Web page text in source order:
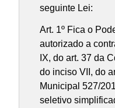
seguinte Lei:
Art. 1º Fica o
autorizado a
IX, do art. 37 da
do inciso VII, do
Municipal 527/
seletivo